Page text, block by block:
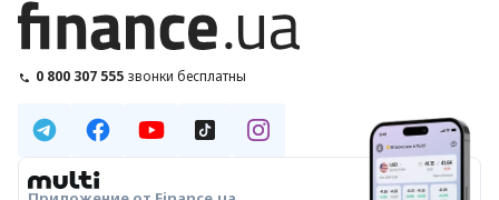
0 800 307 555 звонки бесплатны